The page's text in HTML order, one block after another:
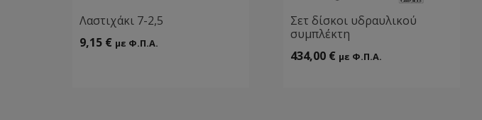
Λαστιχάκι 7-2,5
9,15 € με Φ.Π.Α.
Σετ δίσκοι υδραυλικού
συμπλέκτη
434,00 € με Φ.Π.Α.